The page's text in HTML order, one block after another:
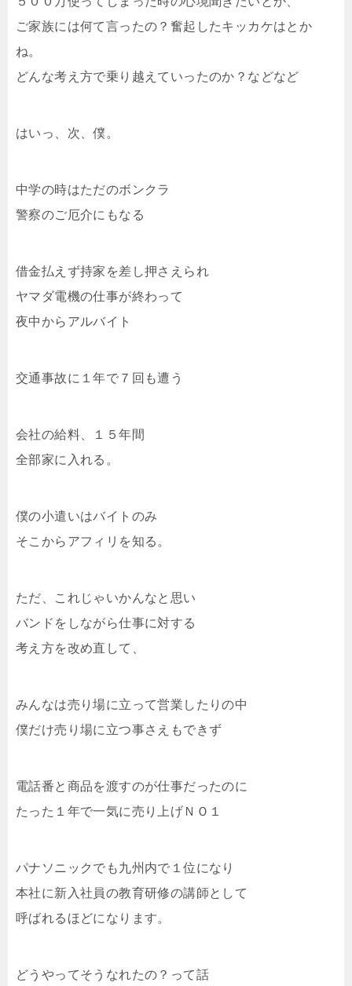
ご家族には何て言ったの？奮起したキッカケはとか
ね。
どんな考え方で乗り越えていったのか？などなど
はいっ、次、僕。
中学の時はただのボンクラ
警察のご厄介にもなる
借金払えず持家を差し押さえられ
ヤマダ電機の仕事が終わって
夜中からアルバイト
交通事故に１年で７回も遭う
会社の給料、１５年間
全部家に入れる。
僕の小遣いはバイトのみ
そこからアフィリを知る。
ただ、これじゃいかんなと思い
バンドをしながら仕事に対する
考え方を改め直して、
みんなは売り場に立って営業したりの中
僕だけ売り場に立つ事さえもできず
電話番と商品を渡すのが仕事だったのに
たった１年で一気に売り上げＮＯ１
パナソニックでも九州内で１位になり
本社に新入社員の教育研修の講師として
呼ばれるほどになります。
どうやってそうなれたの？って話